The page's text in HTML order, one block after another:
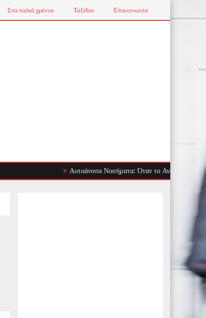
Στα παλιά χρόνια Ταξίδια Επικοινωνία
Αυτοάνοσα Νοσήματα: Όταν το Ανοσοποιητικό